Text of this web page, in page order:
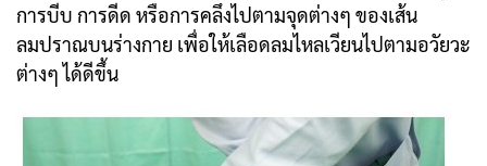
การบีบ การดีด หรือการคลึงไปตามจุดต่างๆ ของเส้น
ลมปราณบนร่างกาย เพื่อให้เลือดลมไหลเวียนไปตามอวัยวะ
ต่างๆ ได้ดีขึ้น